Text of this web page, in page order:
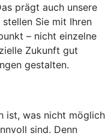
prägt auch unsere
Sie mit Ihren
– nicht einzelne
Zukunft gut
gestalten.
ist, was nicht möglich
sind. Denn